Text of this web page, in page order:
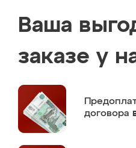
Ваша
заказе у
договора